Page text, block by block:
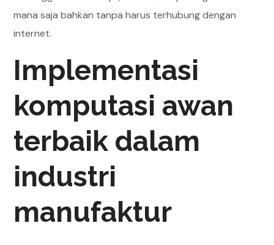
mana saja bahkan tanpa harus terhubung dengan
internet.
Implementasi
komputasi awan
terbaik dalam
industri
manufaktur